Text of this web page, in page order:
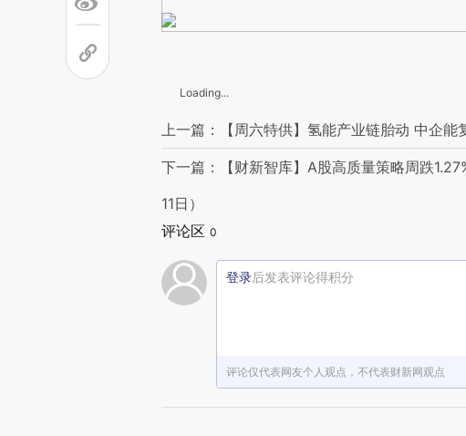
Loading...
上一篇：【周六特供】氢能产业链胎动 中企能
下一篇：【财新智库】A股高质量策略周跌
11日）
评论区 0
登录后发表评论得积分
评论仅代表网友个人观点，不代表财新网观点